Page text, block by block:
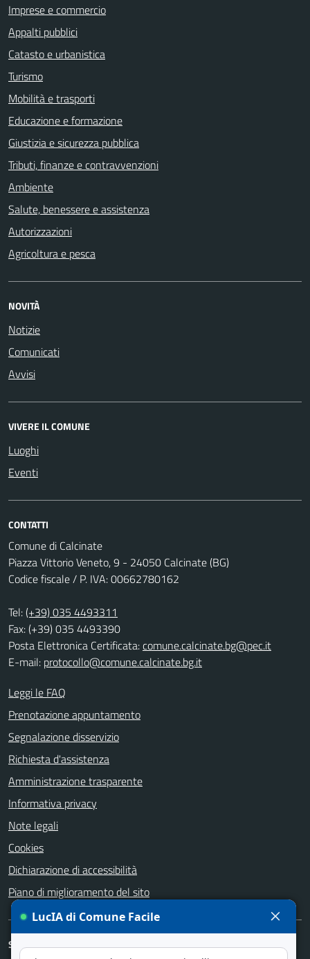
Imprese e commercio
Appalti pubblici
Catasto e urbanistica
Turismo
Mobilità e trasporti
Educazione e formazione
Giustizia e sicurezza pubblica
Tributi, finanze e contravvenzioni
Ambiente
Salute, benessere e assistenza
Autorizzazioni
Agricoltura e pesca
NOVITÀ
Notizie
Comunicati
Avvisi
VIVERE IL COMUNE
Luoghi
Eventi
CONTATTI
Comune di Calcinate
Piazza Vittorio Veneto, 9 - 24050 Calcinate (BG)
Codice fiscale / P. IVA: 00662780162
Tel:(+39) 035 4493311
Fax: (+39) 035 4493390
Posta Elettronica Certificata:comune.calcinate.bg@pec.it
E-mail: protocollo@comune.calcinate.bg.it
Leggi le FAQ
Prenotazione appuntamento
Segnalazione disservizio
Richiesta d'assistenza
Amministrazione trasparente
Informativa privacy
Note legali
Cookies
Dichiarazione di accessibilità
Piano di miglioramento del sito
SEGUICI SU